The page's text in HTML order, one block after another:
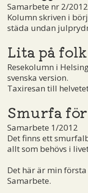
Samarbete nr 2/2012
Kolumn skriven i
städa undan
Lita på folk
Resekolumn i
svenska version.
Taxiresan till
Smurfa
Samarbete 1/2012
Det finns ett
allt som behövs i
Det här är min
Samarbete.